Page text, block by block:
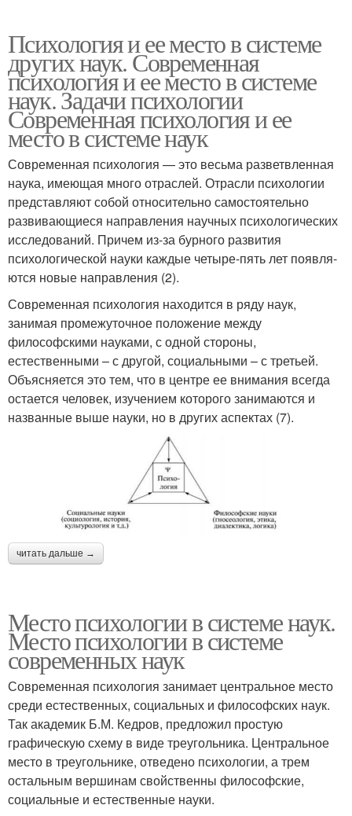
Психология и ее место в системе
других наук. Современная
психология и ее место в системе
наук. Задачи психологии
Современная психология и ее
место в системе наук
Современная психология — это весьма разветвленная
наука, имеющая много отраслей. Отрасли психологии
представляют собой относительно самостоятель­но
развивающиеся направления научных психологических
исследований. Причем из-за бурного развития
психологической науки каждые четыре-пять лет появля­
ются новые направления (2).
Современная психология находится в ряду наук,
занимая промежуточное положение между
философскими науками, с одной стороны,
естественными – с другой, социальными – с третьей.
Объясняется это тем, что в центре ее внимания всегда
остается человек, изучением которого занимаются и
названные выше науки, но в других аспектах (7).
читать дальше →
Место психологии в системе наук.
Место психологии в системе
современных наук
Современная психология занимает центральное место
среди естественных, социальных и философских наук.
Так академик Б.М. Кедров, предложил простую
графическую схему в виде треугольника. Центральное
место в треугольнике, отведено психологии, а трем
остальным вершинам свойственны философские,
социальные и естественные науки.